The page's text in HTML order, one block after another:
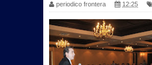
periodico frontera 12:25